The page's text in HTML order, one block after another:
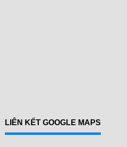
LIÊN KẾT GOOGLE MAPS